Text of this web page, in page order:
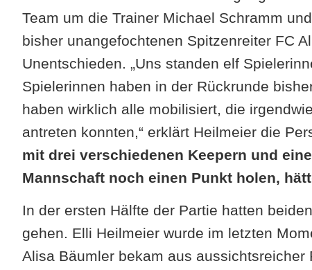
Team um die Trainer Michael Schramm
bisher unangefochtenen Spitzenreiter FC
Unentschieden. „Uns standen elf
Spielerinnen haben in der Rückrunde
haben wirklich alle mobilisiert, die
antreten konnten,“ erklärt Heilmeier die
mit drei verschiedenen Keepern und
Mannschaft noch einen Punkt holen,
In der ersten Hälfte der Partie hatten
gehen. Elli Heilmeier wurde im letzten
Alisa Bäumler bekam aus